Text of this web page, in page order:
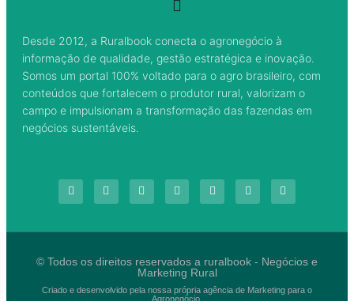
Desde 2012, a Ruralbook conecta o agronegócio à
informação de qualidade, gestão estratégica e inovação.
Somos um portal 100% voltado para o agro brasileiro, com
conteúdos que fortalecem o produtor rural, valorizam o
campo e impulsionam a transformação das fazendas em
negócios sustentáveis.
© Todos os direitos reservados a ruralbook - Negócios e
Marketing Rural
Criado e desenvolvido pela nossa própria agência de Marketing para o
Agronegócio.